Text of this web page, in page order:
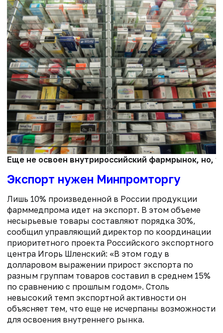
Еще не освоен внутрироссийский фармрынок, но,
Экспорт нужен Минпромторгу
Лишь 10% произведенной в России продукции
фарммедпрома идет на экспорт. В этом объеме
несырьевые товары составляют порядка 30%,
сообщил управляющий директор по координации
приоритетного проекта Российского экспортного
центра Игорь Шленский: «В этом году в
долларовом выражении прирост экспорта по
разным группам товаров составил в среднем 15%
по сравнению с прошлым годом». Столь
невысокий темп экспортной активности он
объясняет тем, что еще не исчерпаны возможности
для освоения внутреннего рынка.